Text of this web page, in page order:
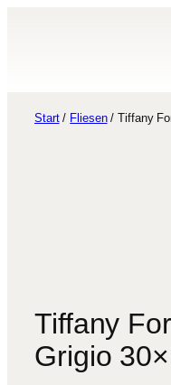
Start/ Fliesen/ Tiffany
Tiffany
Grigio